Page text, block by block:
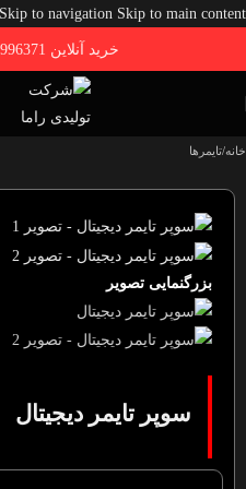
Skip to navigation Skip to main content
خرید آنلاین 09138996371
خانه/تایمرها
بزرگنمایی تصویر
سوپر تایمر دیجیتال